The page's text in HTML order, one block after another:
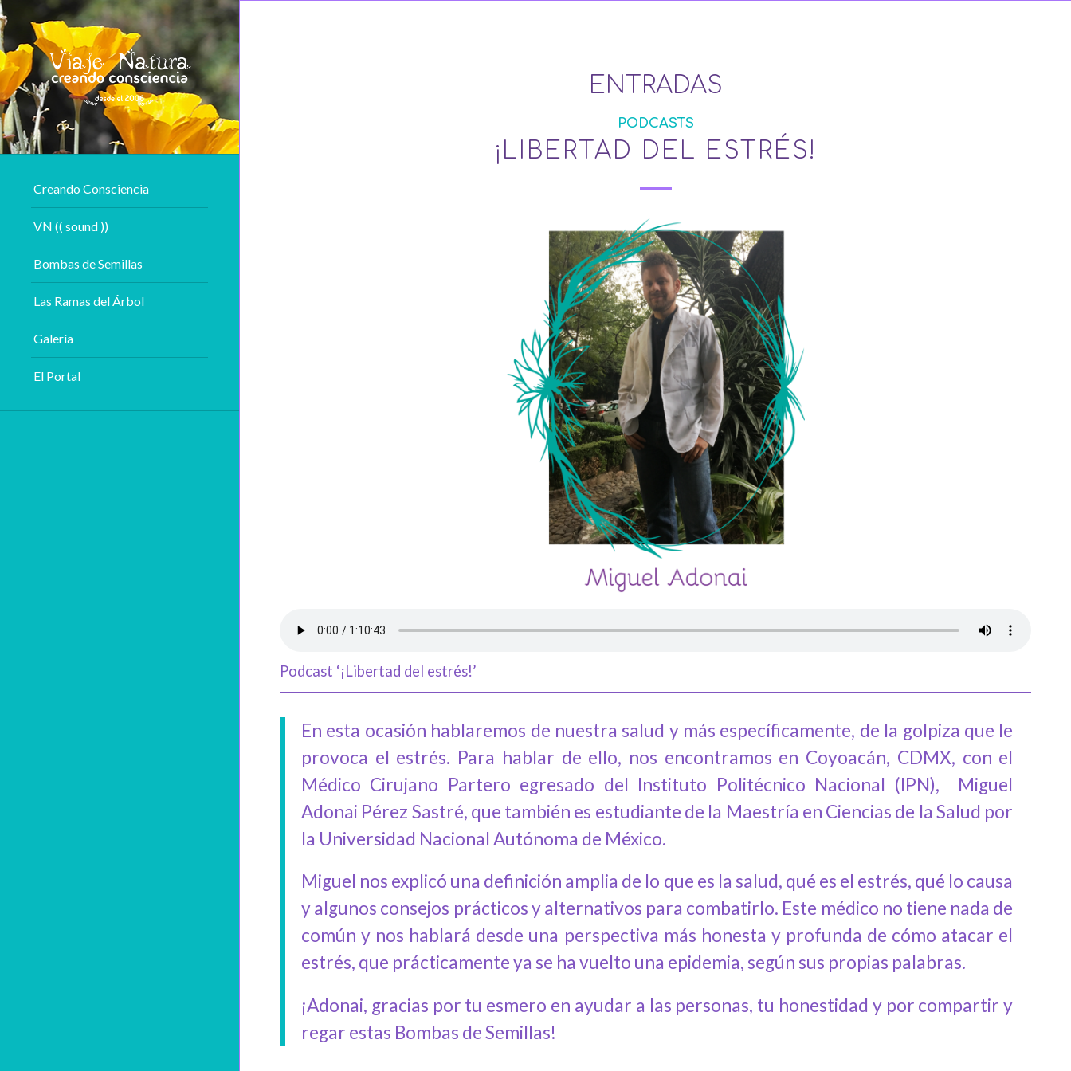
Creando Consciencia
VN (( sound ))
Bombas de Semillas
Las Ramas del Árbol
Galería
El Portal
ENTRADAS
PODCASTS
¡LIBERTAD DEL ESTRÉS!
Podcast ‘¡Libertad del estrés!’
En esta ocasión hablaremos de nuestra salud y más específicamente, de la golpiza que le
provoca el estrés. Para hablar de ello, nos encontramos en Coyoacán, CDMX, con el
Médico Cirujano Partero egresado del Instituto Politécnico Nacional (IPN), Miguel
Adonai Pérez Sastré, que también es estudiante de la Maestría en Ciencias de la Salud por
la Universidad Nacional Autónoma de México.
Miguel nos explicó una definición amplia de lo que es la salud, qué es el estrés, qué lo causa
y algunos consejos prácticos y alternativos para combatirlo. Este médico no tiene nada de
común y nos hablará desde una perspectiva más honesta y profunda de cómo atacar el
estrés, que prácticamente ya se ha vuelto una epidemia, según sus propias palabras.
¡Adonai, gracias por tu esmero en ayudar a las personas, tu honestidad y por compartir y
regar estas Bombas de Semillas!